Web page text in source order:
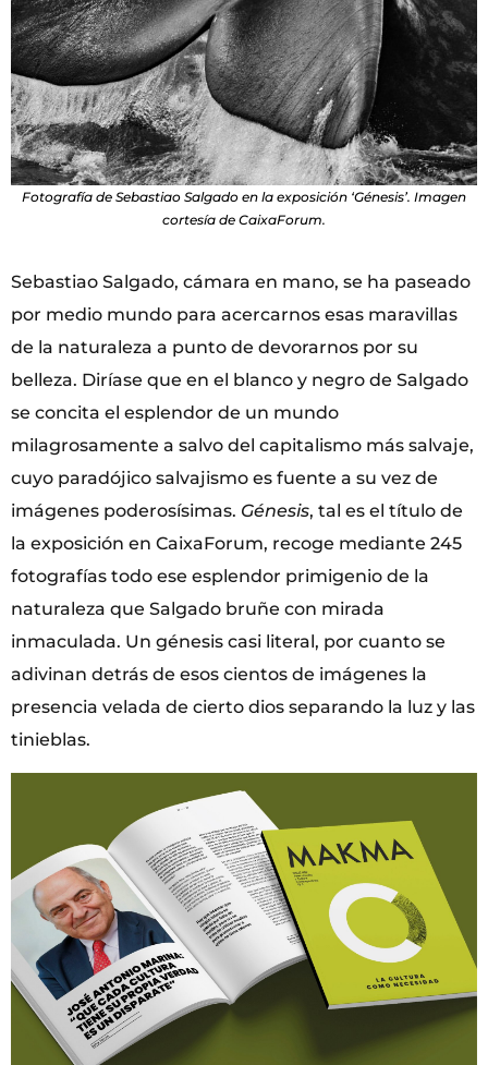
Fotografía de Sebastiao Salgado en la exposición ‘Génesis’. Imagen
cortesía de CaixaForum.
Sebastiao Salgado, cámara en mano, se ha paseado
por medio mundo para acercarnos esas maravillas
de la naturaleza a punto de devorarnos por su
belleza. Diríase que en el blanco y negro de Salgado
se concita el esplendor de un mundo
milagrosamente a salvo del capitalismo más salvaje,
cuyo paradójico salvajismo es fuente a su vez de
imágenes poderosísimas. Génesis, tal es el título de
la exposición en CaixaForum, recoge mediante 245
fotografías todo ese esplendor primigenio de la
naturaleza que Salgado bruñe con mirada
inmaculada. Un génesis casi literal, por cuanto se
adivinan detrás de esos cientos de imágenes la
presencia velada de cierto dios separando la luz y las
tinieblas.